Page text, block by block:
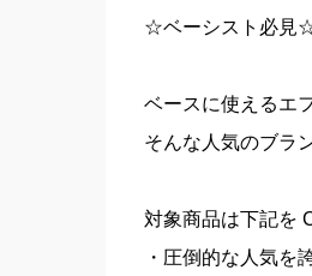
☆ベーシスト必見
ベースに使えるエ
そんな人気のブラ
対象商品は下記を
・圧倒的な人気を